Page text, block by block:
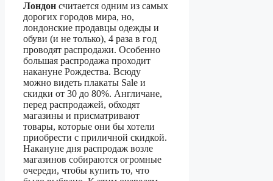
Лондон считается одним из самых
дорогих городов мира, но,
лондонские продавцы одежды и
обуви (и не только), 4 раза в год
проводят распродажи. Особенно
большая распродажа проходит
накануне Рождества. Всюду
можно видеть плакаты Sale и
скидки от 30 до 80%. Англичане,
перед распродажей, обходят
магазины и присматривают
товары, которые они бы хотели
приобрести с приличной скидкой.
Накануне дня распродаж возле
магазинов собираются огромные
очереди, чтобы купить то, что